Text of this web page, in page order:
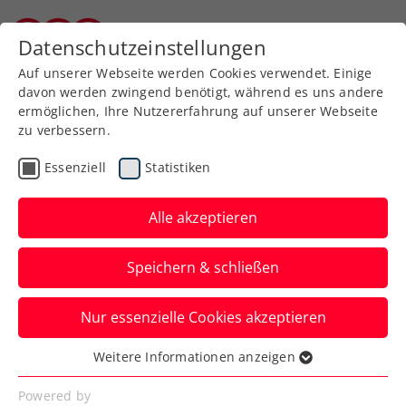
Zurück zur Newsübersicht
VR-Tennis
Österreichs Tenniselite
bei den win2day Open
Tennis
Staatsmeisterschaften
In Oberpullendorf schlagen heuer unter
Datenschutzeinstellungen
Auf unserer Webseite werden Cookies verwendet. Einige
davon werden zwingend benötigt, während es uns andere
ermöglichen, Ihre Nutzererfahrung auf unserer Webseite
zu verbessern.
Essenziell Statistiken
Alle akzeptieren
Speichern & schließen
Nur essenzielle Cookies akzeptieren
Essenziell
Essenzielle Cookies werden für grundlegende
Weitere Informationen anzeigen
Powered by